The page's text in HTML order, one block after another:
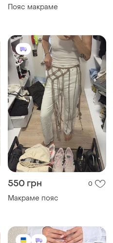
Пояс макраме
550 грн 0
Макраме пояс